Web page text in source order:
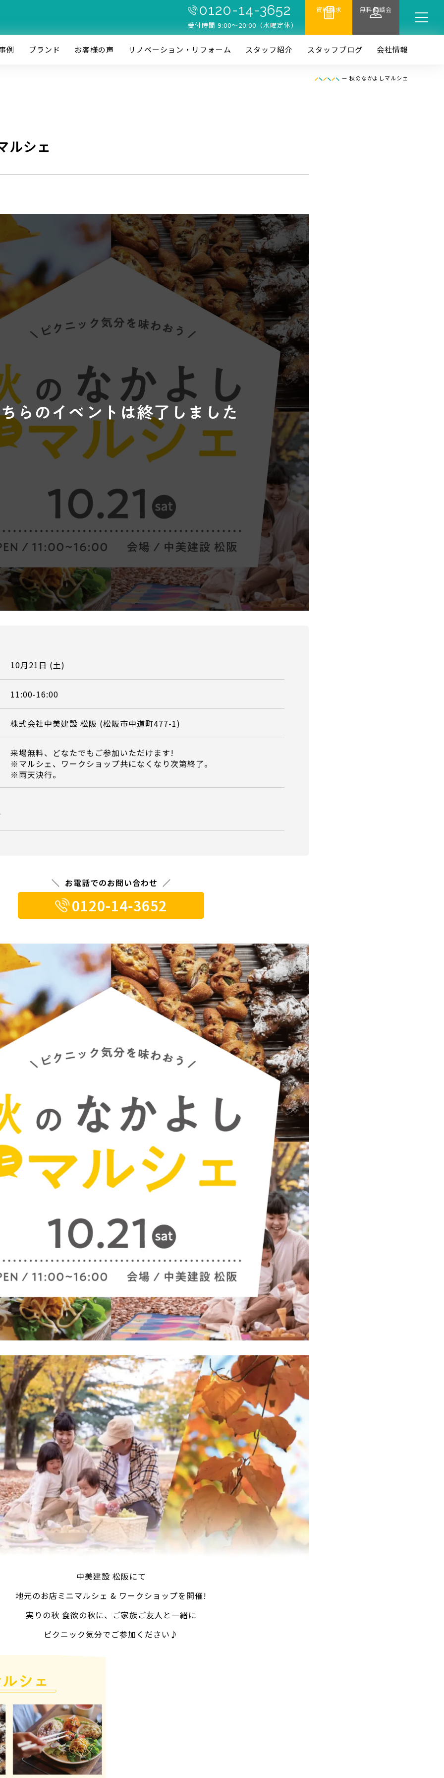
0120-14-3652
受付時間 9:00〜20:00（水曜定休）
資料請求 無料相談会
例 ブランド お客様の声 リノベーション・リフォーム スタッフ紹介 スタッフブログ 会社情報
— 秋のなかよしマルシェ
ルシェ
10月21日 (土)
11:00-16:00
株式会社中美建設 松阪 (松阪市中道町477-1)
来場無料、どなたでもご参加いただけます!
※マルシェ、ワークショップ共になくなり次第終了。
※雨天決行。
お電話でのお問い合わせ
0120-14-3652
中美建設 松阪にて
地元のお店ミニマルシェ & ワークショップを開催!
実りの秋 食欲の秋に、ご家族ご友人と一緒に
ピクニック気分でご参加ください♪